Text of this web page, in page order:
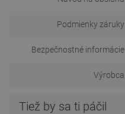
Podmienky záruky
Bezpečnostné informácie
Výrobca
Tiež by sa ti páčil